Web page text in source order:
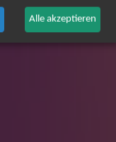
Alle akzeptieren